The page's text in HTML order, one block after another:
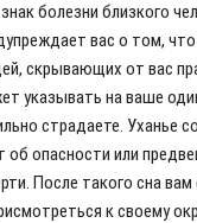
болезни близкого
вас о том,
скрывающих от вас
указывать на ваше
страдаете. Уханье
об опасности или
После такого сна вам
к своему